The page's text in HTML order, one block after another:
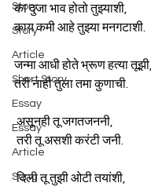
Story
Story
Article
Short Story
Essay
Essay
Article
Song
का दुजा भाव होतो तुझ्याशी,
काय कमी आहे तुझ्या मनगटाशी.
जन्मा आधी होते भ्रूण हत्या तूझी,
तरी नाही तुला तमा कुणाची.
असूनही तू जगतजननी,
तरी तू असशी करंटी जनी.
दिली तू तुझी ओटी तयांशी,